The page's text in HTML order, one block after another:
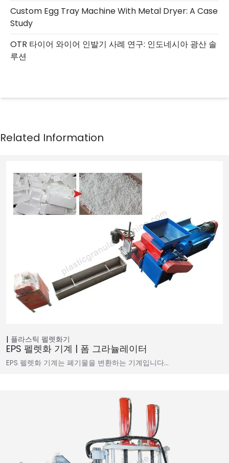
Custom Egg Tray Machine With Metal Dryer: A Case
Study
OTR 타이어 와이어 인발기 사례 연구: 인도네시아 광산 솔
루션
플라스틱 펠렛화기
EPS 펠렛화 기계 | 폼 그라뉼레이터
EPS 펠렛화 기계는 폐기물을 변환하는 기계입니다…